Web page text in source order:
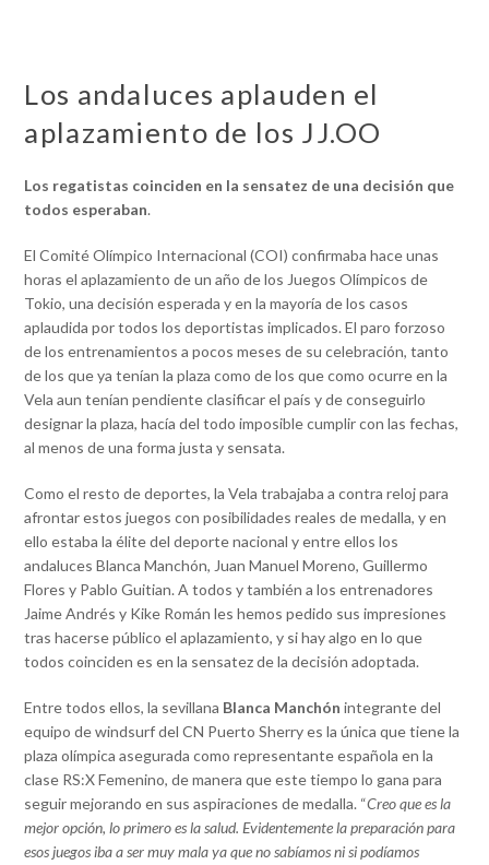
Los andaluces aplauden el
aplazamiento de los JJ.OO
Los regatistas coinciden en la sensatez de una decisión que
todos esperaban.
El Comité Olímpico Internacional (COI) confirmaba hace unas
horas el aplazamiento de un año de los Juegos Olímpicos de
Tokio, una decisión esperada y en la mayoría de los casos
aplaudida por todos los deportistas implicados. El paro forzoso
de los entrenamientos a pocos meses de su celebración, tanto
de los que ya tenían la plaza como de los que como ocurre en la
Vela aun tenían pendiente clasificar el país y de conseguirlo
designar la plaza, hacía del todo imposible cumplir con las fechas,
al menos de una forma justa y sensata.
Como el resto de deportes, la Vela trabajaba a contra reloj para
afrontar estos juegos con posibilidades reales de medalla, y en
ello estaba la élite del deporte nacional y entre ellos los
andaluces Blanca Manchón, Juan Manuel Moreno, Guillermo
Flores y Pablo Guitian. A todos y también a los entrenadores
Jaime Andrés y Kike Román les hemos pedido sus impresiones
tras hacerse público el aplazamiento, y si hay algo en lo que
todos coinciden es en la sensatez de la decisión adoptada.
Entre todos ellos, la sevillana Blanca Manchón integrante del
equipo de windsurf del CN Puerto Sherry es la única que tiene la
plaza olímpica asegurada como representante española en la
clase RS:X Femenino, de manera que este tiempo lo gana para
seguir mejorando en sus aspiraciones de medalla. “Creo que es la
mejor opción, lo primero es la salud. Evidentemente la preparación para
esos juegos iba a ser muy mala ya que no sabíamos ni si podíamos